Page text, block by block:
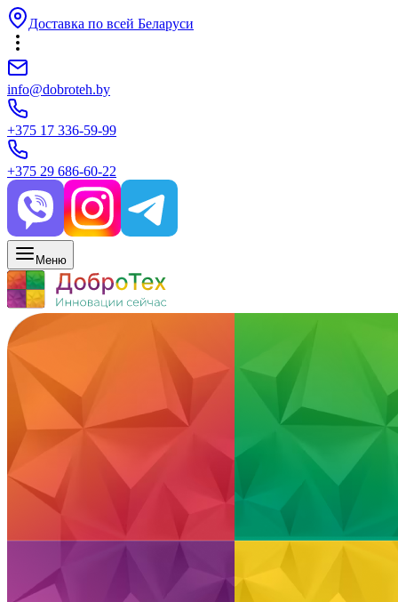
Доставка по всей Беларуси
info@dobroteh.by
+375 17 336-59-99
+375 29 686-60-22
Меню